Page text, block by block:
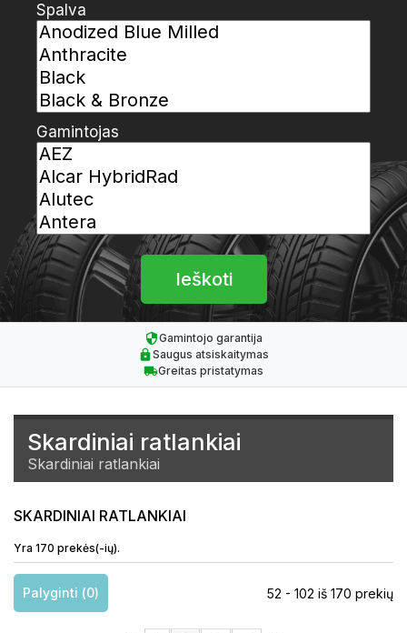
Spalva
Gamintojas
Gamintojo garantija
Saugus atsiskaitymas
Greitas pristatymas
Skardiniai ratlankiai
Skardiniai ratlankiai
SKARDINIAI RATLANKIAI
Yra 170 prekės(-ių).
Palyginti (0) 52 - 102 iš 170 prekių